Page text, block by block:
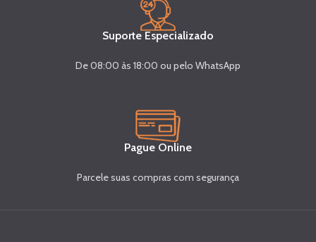
Suporte Especializado
De 08:00 às 18:00 ou pelo WhatsApp
Pague Online
Parcele suas compras com segurança